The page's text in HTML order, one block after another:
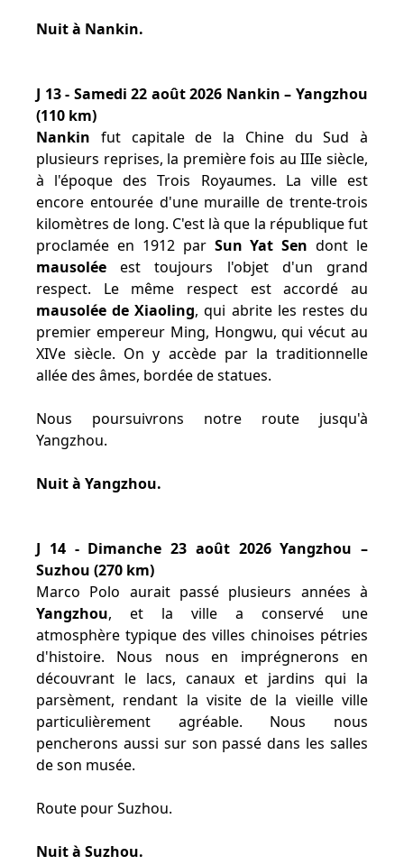
Nuit à Nankin.
J 13 - Samedi 22 août 2026 Nankin – Yangzhou
(110 km)
Nankin fut capitale de la Chine du Sud à
plusieurs reprises, la première fois au IIIe siècle,
à l'époque des Trois Royaumes. La ville est
encore entourée d'une muraille de trente-trois
kilomètres de long. C'est là que la république fut
proclamée en 1912 par Sun Yat Sen dont le
mausolée est toujours l'objet d'un grand
respect. Le même respect est accordé au
mausolée de Xiaoling, qui abrite les restes du
premier empereur Ming, Hongwu, qui vécut au
XIVe siècle. On y accède par la traditionnelle
allée des âmes, bordée de statues.
Nous poursuivrons notre route jusqu'à
Yangzhou.
Nuit à Yangzhou.
J 14 - Dimanche 23 août 2026 Yangzhou –
Suzhou (270 km)
Marco Polo aurait passé plusieurs années à
Yangzhou, et la ville a conservé une
atmosphère typique des villes chinoises pétries
d'histoire. Nous nous en imprégnerons en
découvrant le lacs, canaux et jardins qui la
parsèment, rendant la visite de la vieille ville
particulièrement agréable. Nous nous
pencherons aussi sur son passé dans les salles
de son musée.
Route pour Suzhou.
Nuit à Suzhou.